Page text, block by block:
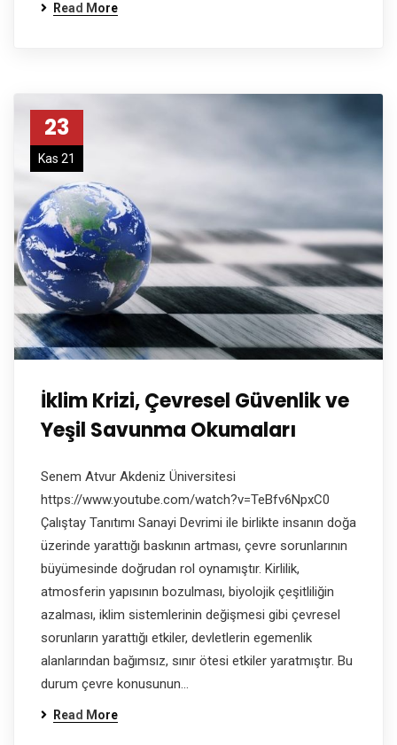
Read More
23
Kas 21
İklim Krizi, Çevresel Güvenlik ve
Yeşil Savunma Okumaları
Senem Atvur Akdeniz Üniversitesi
https://www.youtube.com/watch?v=TeBfv6NpxC0
Çalıştay Tanıtımı Sanayi Devrimi ile birlikte insanın doğa
üzerinde yarattığı baskının artması, çevre sorunlarının
büyümesinde doğrudan rol oynamıştır. Kirlilik,
atmosferin yapısının bozulması, biyolojik çeşitliliğin
azalması, iklim sistemlerinin değişmesi gibi çevresel
sorunların yarattığı etkiler, devletlerin egemenlik
alanlarından bağımsız, sınır ötesi etkiler yaratmıştır. Bu
durum çevre konusunun…
Read More